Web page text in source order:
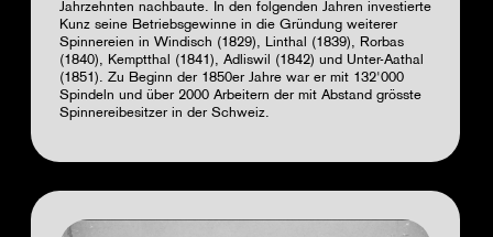
Jahrzehnten nachbaute. In den folgenden Jahren investierte
Kunz seine Betriebsgewinne in die Gründung weiterer
Spinnereien in Windisch (1829), Linthal (1839), Rorbas
(1840), Kemptthal (1841), Adliswil (1842) und Unter-Aathal
(1851). Zu Beginn der 1850er Jahre war er mit 132'000
Spindeln und über 2000 Arbeitern der mit Abstand grösste
Spinnereibesitzer in der Schweiz.